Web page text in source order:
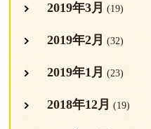
2019年3月 (19)
2019年2月 (32)
2019年1月 (23)
2018年12月 (19)